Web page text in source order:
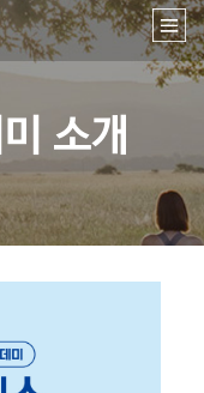
소개